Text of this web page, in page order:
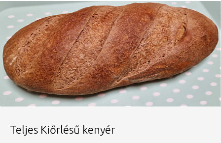
Teljes Kiőrlésű kenyér